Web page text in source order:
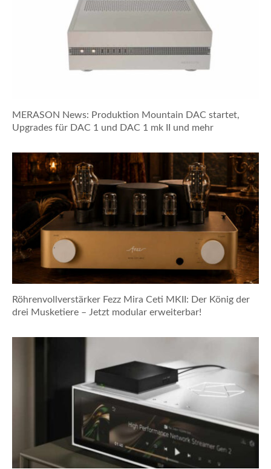
MERASON News: Produktion Mountain DAC startet,
Upgrades für DAC 1 und DAC 1 mk II und mehr
Röhrenvollverstärker Fezz Mira Ceti MKII: Der König der
drei Musketiere – Jetzt modular erweiterbar!